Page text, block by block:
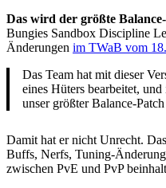
Das wird der größte
Bungies Sandbox Discipline
Änderungen im TWaB vom
Das Team hat mit dieser
eines Hüters bearbeitet,
unser größter Balance-
Damit hat er nicht Unrecht.
Buffs, Nerfs, Tuning-
zwischen PvE und PvP